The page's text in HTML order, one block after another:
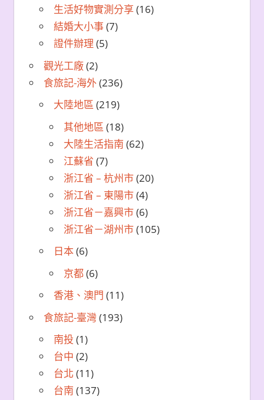
生活好物實測分享 (16)
結婚大小事(7)
證件辦理 (5)
觀光工廠(2)
食旅記-海外(236)
大陸地區 (219)
其他地區 (18)
大陸生活指南 (62)
江蘇省 (7)
浙江省 – 杭州市(20)
浙江省 – 東陽市(4)
浙江省－嘉興市(6)
浙江省－湖州市(105)
日本(6)
京都(6)
香港、澳門 (11)
食旅記-臺灣 (193)
南投 (1)
台中 (2)
台北 (11)
台南 (137)